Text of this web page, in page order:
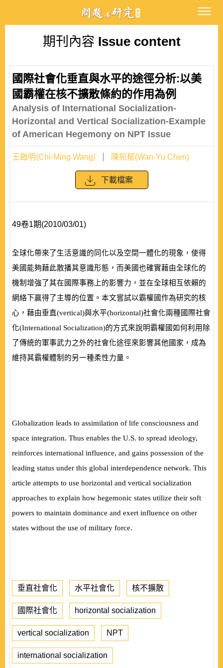
期刊內容 Issue content
國際社會化垂直與水平的途徑分析:以美
國霸權在核不擴散條約的作用為例
Analysis of International Socialization-
Horizontal and Vertical Socialization-Example
of American Hegemony on NPT Issue
王啟明(Chi-Ming Wang) 陳宛郁(Wan-Yu Chen)
下載檔案
49卷1期(2010/03/01)
全球化帶來了生活意識的同化以及空間一體化的現象，使得
美國能夠藉此散播其意識形態，而美國也確實藉由全球化的
機制增強了其在國際事務上的影響力，並在全球相互依賴的
網絡下贏得了主導的位置。本文嘗試以霸權國作為研究的核
心，藉由垂直(vertical)與水平(horizontal)社會化兩種國際社會
化(International Socialization)的方式來說明霸權國如何利用除
了傳統的軍事武力之外的社會化途徑來影響其他國家，成為
維持其霸權體制的另一種柔性力量。
Globalization leads to assimilation of life consciousness and
space integration. Thus enables the U.S. to spread ideology,
reinforces international influence, and gains possession of the
leading status under this global interdependence network. This
article attempts to use horizontal and vertical socialization
approaches to explain how hegemonic states utilize their soft
powers to maintain dominance and exert influence on other
states without the use of military force.
垂直社會化 水平社會化 核不擴散
國際社會化 horizontal socialization
vertical socialization NPT
international socialization